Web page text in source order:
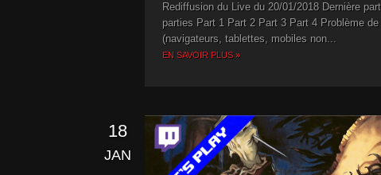
Rediffusion du Live du 20/01/2018 Dernière
parties Part 1 Part 2 Part 3 Part 4 Problème
(navigateurs, tablettes, mobiles non...
EN SAVOIR PLUS »
18
JAN